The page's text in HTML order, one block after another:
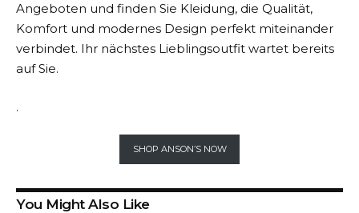
Angeboten und finden Sie Kleidung, die Qualität,
Komfort und modernes Design perfekt miteinander
verbindet. Ihr nächstes Lieblingsoutfit wartet bereits
auf Sie.
.
SHOP ANSON’S NOW
You Might Also Like